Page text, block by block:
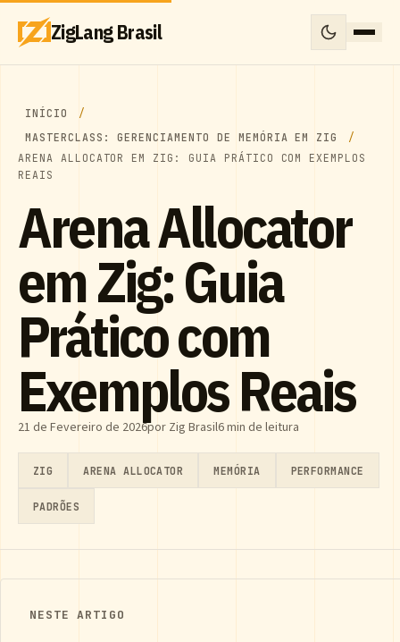
ZigLang Brasil
INÍCIO
MASTERCLASS: GERENCIAMENTO DE MEMÓRIA EM ZIG
ARENA ALLOCATOR EM ZIG: GUIA PRÁTICO COM EXEMPLOS
REAIS
Arena Allocator
em Zig: Guia
Prático com
Exemplos Reais
21 de Fevereiro de 2026por Zig Brasil6 min de leitura
ZIG ARENA ALLOCATOR MEMÓRIA PERFORMANCE
PADRÕES
NESTE ARTIGO